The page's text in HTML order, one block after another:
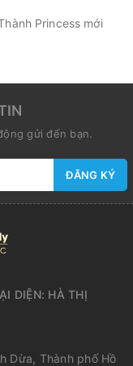
Princess mới
gửi đến bạn.
ĐĂNG KÝ
DIỆN: HÀ THỊ
Dừa, Thành phố Hồ